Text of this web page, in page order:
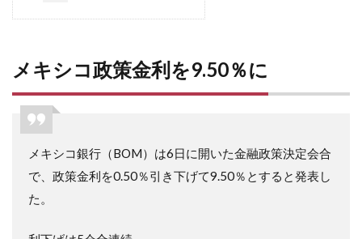
メキシコ政策金利を9.50％に
メキシコ銀行（BOM）は6日に開いた金融政策決定会合
で、政策金利を0.50％引き下げて9.50％とすると発表し
た。